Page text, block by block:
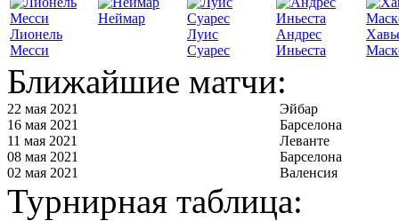
Лионель
Месси
Неймар
Луис
Суарес
Андрес
Иньеста
Ближайшие матчи:
22 мая 2021
Эйбар
16 мая 2021
Барселона
11 мая 2021
Леванте
08 мая 2021
Барселона
02 мая 2021
Валенсия
Турнирная таблица: